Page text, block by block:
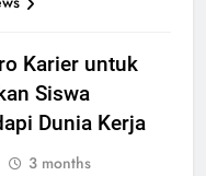
Karier untuk
Siswa
Dunia Kerja
3 months